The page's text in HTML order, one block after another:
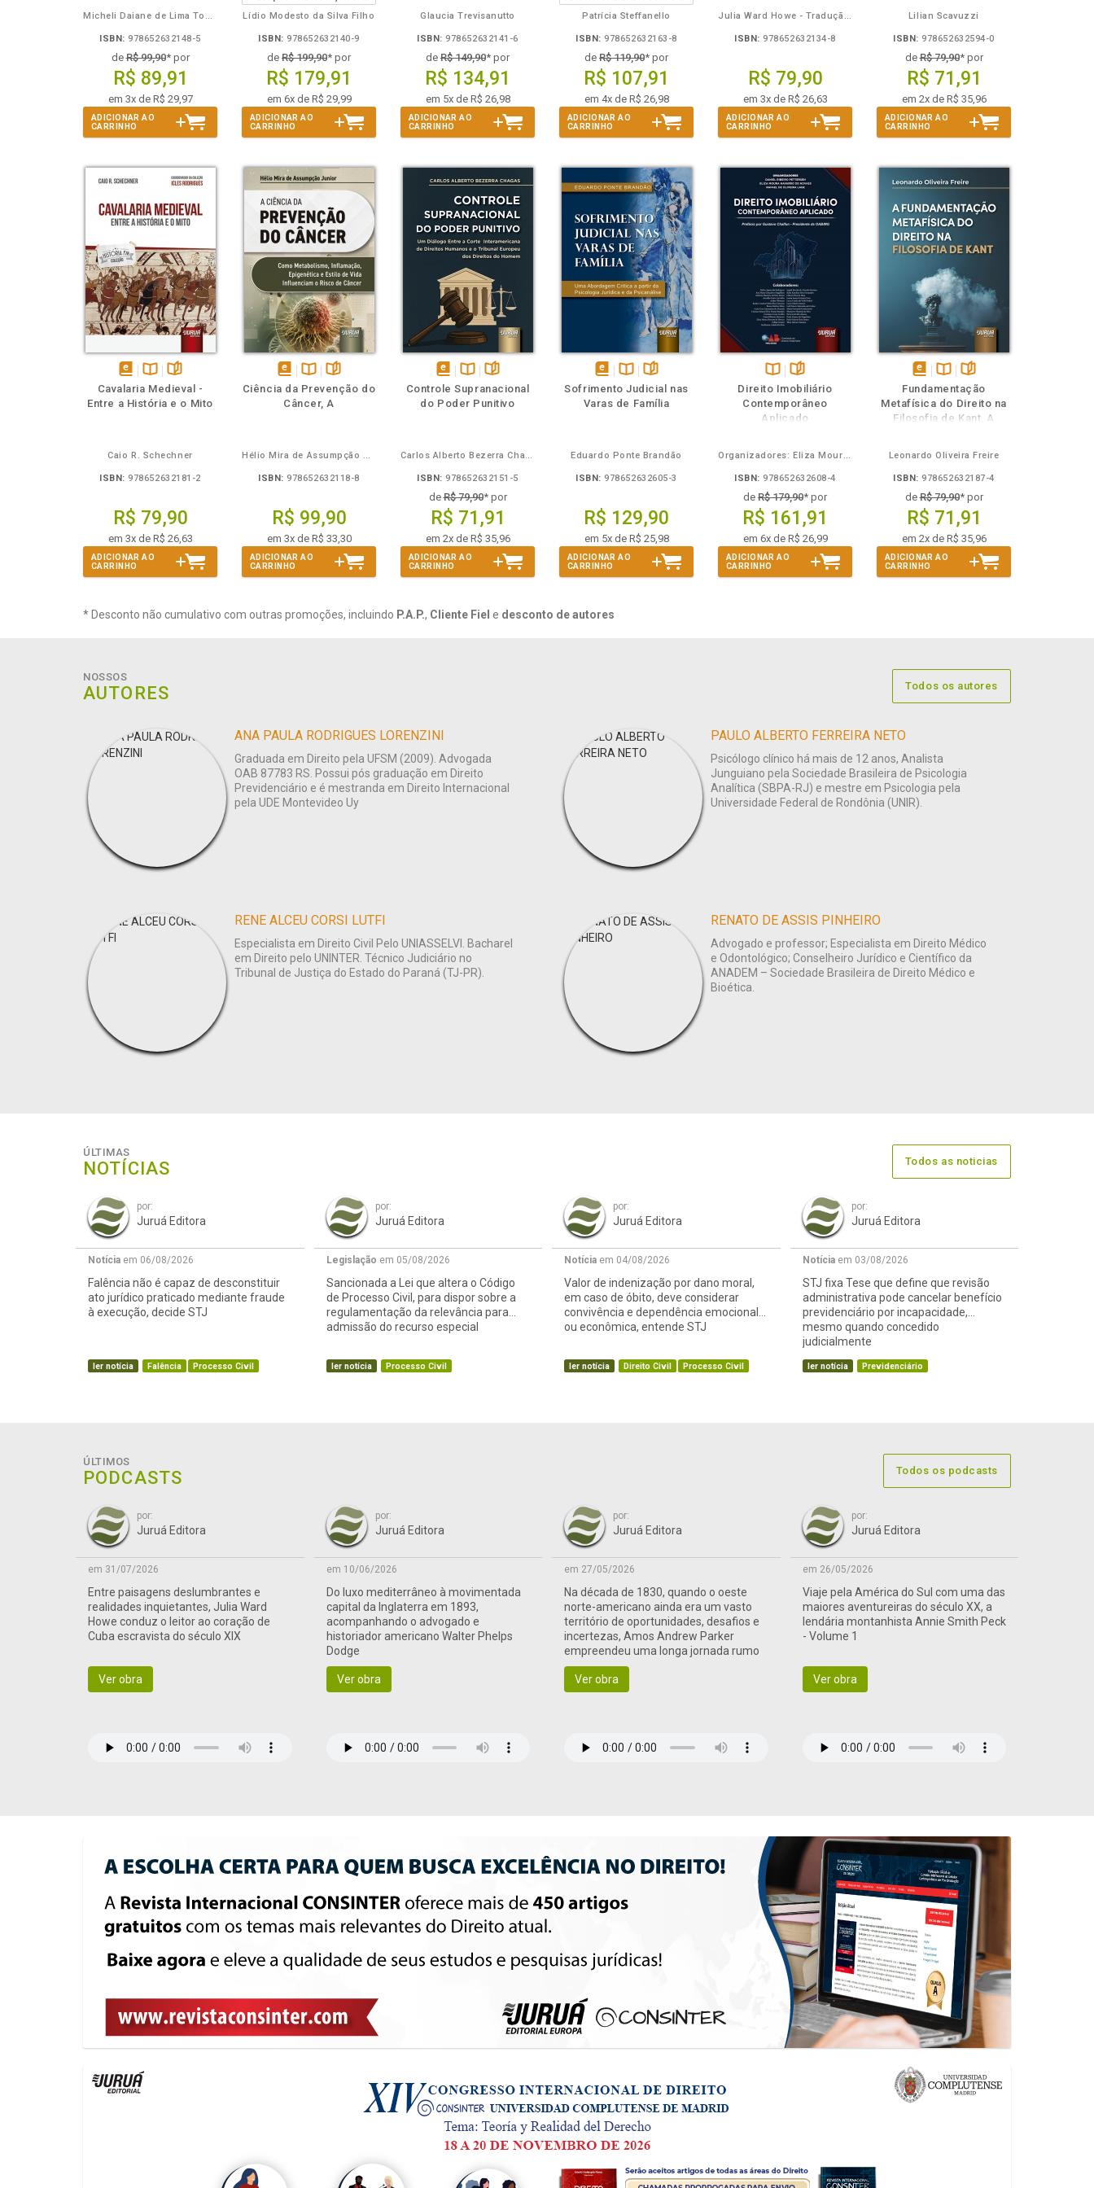
Micheli Daiane de Lima Toporowicz
ISBN: 978652632148-5
deR$ 99,90* por
R$ 89,91
em 3x de R$ 29,97
ADICIONAR AO
CARRINHO
Lídio Modesto da Silva Filho
ISBN: 978652632140-9
de R$ 199,90* por
R$ 179,91
em 6x de R$ 29,99
ADICIONAR AO
CARRINHO
Glaucia Trevisanutto
ISBN: 978652632141-6
de R$ 149,90* por
R$ 134,91
em 5x de R$ 26,98
ADICIONAR AO
CARRINHO
Patrícia Steffanello
ISBN: 978652632163-8
de R$ 119,90* por
R$ 107,91
em 4x de R$ 26,98
ADICIONAR AO
CARRINHO
Julia Ward Howe - Tradução: Osvaldo Ferreira de Carvalho
ISBN: 978652632134-8
R$ 79,90
em 3x de R$ 26,63
ADICIONAR AO
CARRINHO
Lilian Scavuzzi
ISBN: 978652632594-0
deR$ 79,90* por
R$ 71,91
em 2x de R$ 35,96
ADICIONAR AO
CARRINHO
disponível
em
Disponível
na
páginas
Cavalaria Medieval -
Entre a História e o Mito
Caio R. Schechner
ISBN: 978652632181-2
R$ 79,90
em 3x de R$ 26,63
ADICIONAR AO
CARRINHO
disponível
em
Disponível
na
páginas
Ciência da Prevenção do
Câncer, A
Hélio Mira de Assumpção Junior
ISBN: 978652632118-8
R$ 99,90
em 3x de R$ 33,30
ADICIONAR AO
CARRINHO
disponível
em
Disponível
na
páginas
Controle Supranacional
do Poder Punitivo
Carlos Alberto Bezerra Chagas
ISBN: 978652632151-5
deR$ 79,90* por
R$ 71,91
em 2x de R$ 35,96
ADICIONAR AO
CARRINHO
Também
disponível
em
Disponível
na
páginas
Sofrimento Judicial nas
Varas de Família
Eduardo Ponte Brandão
ISBN: 978652632605-3
R$ 129,90
em 5x de R$ 25,98
ADICIONAR AO
CARRINHO
Disponível
na
B.V.
páginas
Direito Imobiliário
Contemporâneo
Aplicado
Organizadores: Eliza Moura Navarro de Novaes, Rafael de Oliveira Lage, Daniel Ribeiro Pettersen
ISBN: 978652632608-4
de R$ 179,90* por
R$ 161,91
em 6x de R$ 26,99
ADICIONAR AO
CARRINHO
Também
disponível
em
eBook
Disponível
na
B.V.
páginas
Fundamentação
Metafísica do Direito na
Filosofia de Kant, A
Leonardo Oliveira Freire
ISBN: 978652632187-4
deR$ 79,90* por
R$ 71,91
em 2x de R$ 35,96
ADICIONAR AO
CARRINHO
* Desconto não cumulativo com outras promoções, incluindo P.A.P., Cliente Fiel e desconto de autores
NOSSOS
AUTORES Todos os autores
ANA PAULA RODRIGUES LORENZINI
Graduada em Direito pela UFSM (2009). Advogada
OAB 87783 RS. Possui pós graduação em Direito
Previdenciário e é mestranda em Direito Internacional
pela UDE Montevideo Uy
PAULO ALBERTO FERREIRA NETO
Psicólogo clínico há mais de 12 anos, Analista
Junguiano pela Sociedade Brasileira de Psicologia
Analítica (SBPA-RJ) e mestre em Psicologia pela
Universidade Federal de Rondônia (UNIR).
RENE ALCEU CORSI LUTFI
Especialista em Direito Civil Pelo UNIASSELVI. Bacharel
em Direito pelo UNINTER. Técnico Judiciário no
Tribunal de Justiça do Estado do Paraná (TJ-PR).
RENATO DE ASSIS PINHEIRO
Advogado e professor; Especialista em Direito Médico
e Odontológico; Conselheiro Jurídico e Científico da
ANADEM – Sociedade Brasileira de Direito Médico e
Bioética.
ÚLTIMAS
NOTÍCIAS Todos as noticias
por:
Juruá Editora
Notícia em 06/08/2026
Falência não é capaz de desconstituir
ato jurídico praticado mediante fraude
à execução, decide STJ
ler notícia Falência Processo Civil
por:
Juruá Editora
Legislação em 05/08/2026
Sancionada a Lei que altera o Código
de Processo Civil, para dispor sobre a
regulamentação da relevância para
admissão do recurso especial
ler notícia Processo Civil
por:
Juruá Editora
Notícia em 04/08/2026
Valor de indenização por dano moral,
em caso de óbito, deve considerar
convivência e dependência emocional
ou econômica, entende STJ
ler notícia Direito Civil Processo Civil
por:
Juruá Editora
Notíciaem 03/08/2026
STJ fixa Tese que define que revisão
administrativa pode cancelar benefício
previdenciário por incapacidade,
mesmo quando concedido
judicialmente
ler notícia Previdenciário
ÚLTIMOS
PODCASTS Todos os podcasts
por:
Juruá Editora
em 31/07/2026
Entre paisagens deslumbrantes e
realidades inquietantes, Julia Ward
Howe conduz o leitor ao coração de
Cuba escravista do século XIX
Ver obra
por:
Juruá Editora
em 10/06/2026
Do luxo mediterrâneo à movimentada
capital da Inglaterra em 1893,
acompanhando o advogado e
historiador americano Walter Phelps
Dodge
Ver obra
por:
Juruá Editora
em 27/05/2026
Na década de 1830, quando o oeste
norte-americano ainda era um vasto
território de oportunidades, desafios e
incertezas, Amos Andrew Parker
empreendeu uma longa jornada rumo
às terras de fronteira
Ver obra
por:
Juruá Editora
em 26/05/2026
Viaje pela América do Sul com uma das
maiores aventureiras do século XX, a
lendária montanhista Annie Smith Peck
- Volume 1
Ver obra